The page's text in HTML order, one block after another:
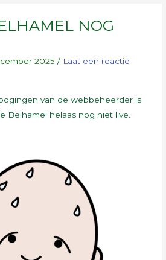
NOG
2025 / Laat een reactie
van de webbeheerder is
Belhamel helaas nog niet live.